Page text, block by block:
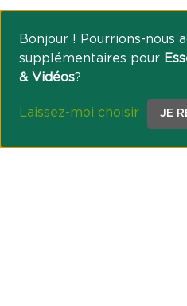
Bonjour ! Pourrions-nous
supplémentaires pour
& Vidéos?
Laissez-moi choisir JE